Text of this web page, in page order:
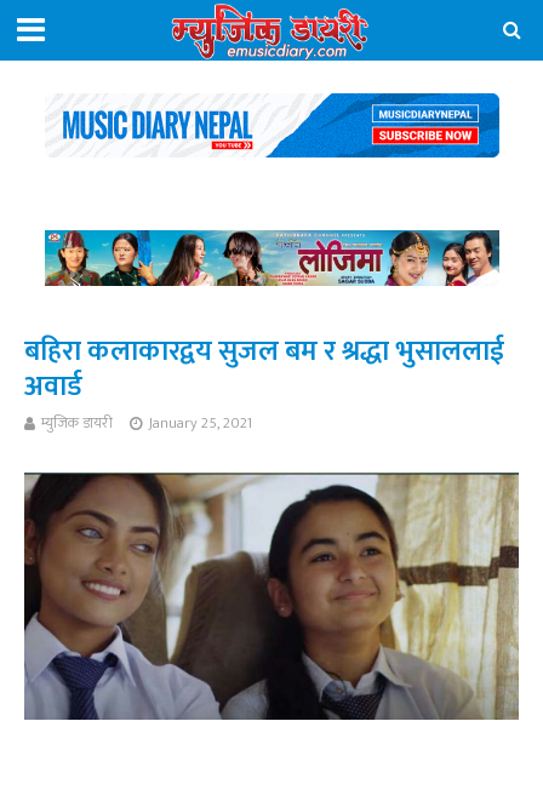
बहिरा कलाकारद्वय सुजल बम र श्रद्धा भुसाललाई
अवार्ड
म्युजिक डायरी January 25, 2021